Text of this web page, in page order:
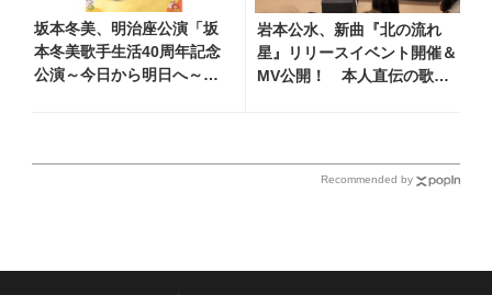
坂本冬美、明治座公演「坂
本冬美歌手生活40周年記念
公演～今日から明日へ～」
岩本公水、新曲『北の流れ
星』リリースイベント開催＆
MV公開！ 本人直伝の歌唱
Recommended by